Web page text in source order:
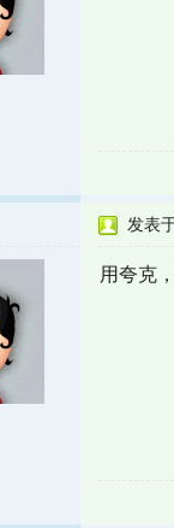
发表
用夸克